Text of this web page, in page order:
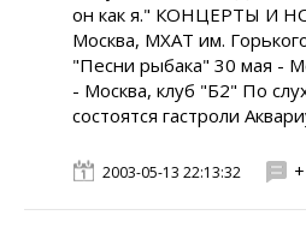
он как я." КОНЦЕРТЫ И
Москва, МХАТ им.
"Песни рыбака" 30 мая -
- Москва, клуб "Б2" По
состоятся гастроли
2003-05-13 22:13:32